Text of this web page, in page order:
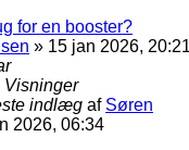
for en booster?
» 15 jan 2026, 20:21
Visninger
indlæg af Søren
2026, 06:34